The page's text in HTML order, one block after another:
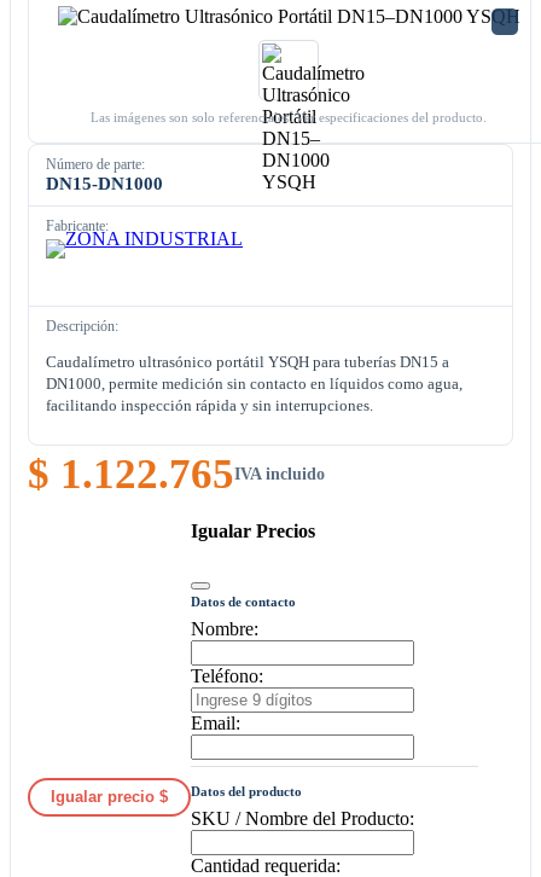
Las imágenes son solo referenciales. Ver especificaciones del producto.
Número de parte:
DN15-DN1000
Fabricante:
Descripción:
Caudalímetro ultrasónico portátil YSQH para tuberías DN15 a
DN1000, permite medición sin contacto en líquidos como agua,
facilitando inspección rápida y sin interrupciones.
$ 1.122.765IVA incluido
Igualar precio $
Igualar Precios
Datos de contacto
Nombre:
Teléfono:
Email:
Datos del producto
SKU / Nombre del Producto:
Cantidad requerida: